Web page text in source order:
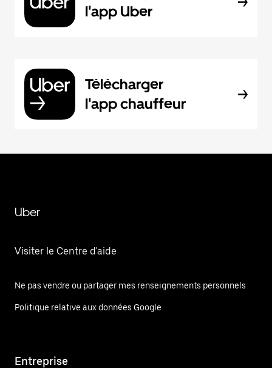
l'app Uber
Télécharger
l'app chauffeur
Uber
Visiter le Centre d'aide
Ne pas vendre ou partager mes renseignements personnels
Politique relative aux données Google
Entreprise